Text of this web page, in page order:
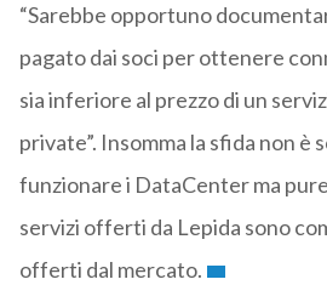
“Sarebbe opportuno
pagato dai soci per ottenere
sia inferiore al prezzo di un
private”. Insomma la sfida non è
funzionare i DataCenter ma
servizi offerti da Lepida sono
offerti dal mercato.